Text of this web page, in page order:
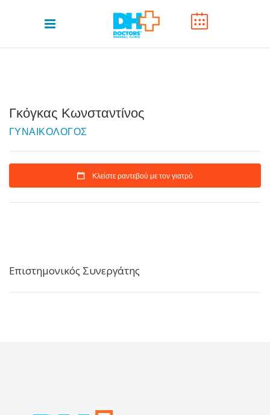
Γκόγκας Κωνσταντίνος
ΓΥΝΑΙΚΟΛΟΓΟΣ
Κλείστε ραντεβού με τον γιατρό
Επιστημονικός Συνεργάτης